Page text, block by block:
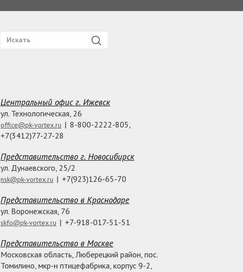
Центральный офис г. Ижевск
ул. Технологическая, 26
office@pk-vortex.ru | 8-800-2222-805,
+7(3412)77-27-28
Представительство г. Новосибирск
ул. Дунаевского, 25/2
nsk@pk-vortex.ru | +7(923)126-65-70
Представительство в Краснодаре
ул. Воронежская, 76
skfo@pk-vortex.ru | +7-918-017-51-51
Представительство в Москве
Московская область, Люберецкий район, пос.
Томилино, мкр-н птицефабрика, корпус 9-2,